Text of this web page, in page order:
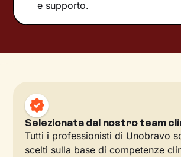
e supporto.
Selezionata dal nostro team
Tutti i professionisti di Unobravo
scelti sulla base di competenze